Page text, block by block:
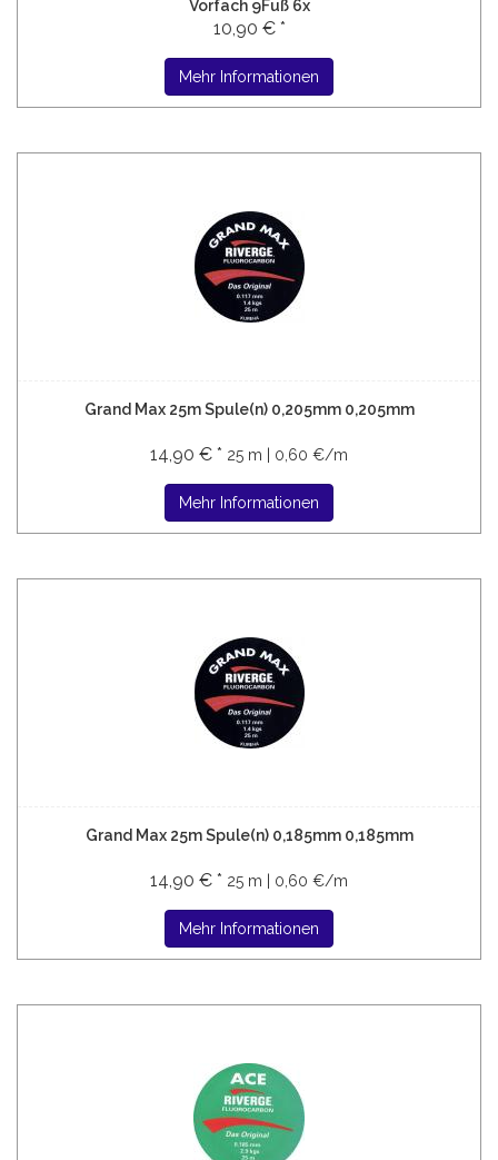
Vorfach 9Fuß 6x
10,90 € *
Mehr Informationen
Grand Max 25m Spule(n) 0,205mm 0,205mm
14,90 € * 25 m | 0,60 €/m
Mehr Informationen
Grand Max 25m Spule(n) 0,185mm 0,185mm
14,90 € * 25 m | 0,60 €/m
Mehr Informationen